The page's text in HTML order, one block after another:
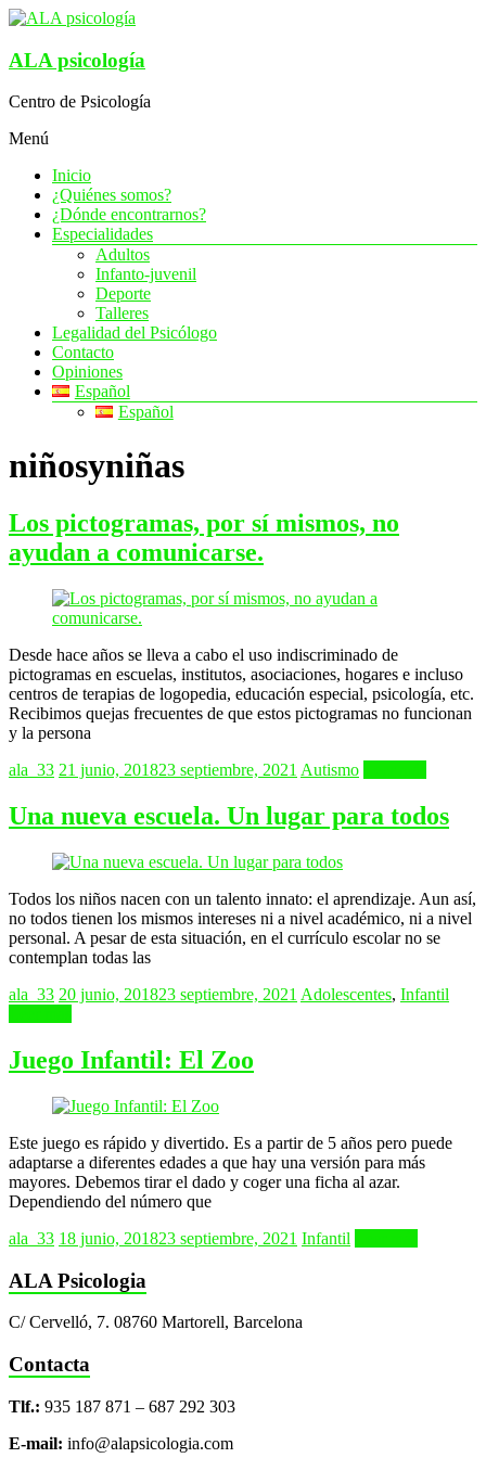
Saltar
contenido
ALA psicología
Centro de Psicología
Menú
Inicio
¿Quiénes somos?
¿Dónde encontrarnos?
Especialidades
Adultos
Infanto-juvenil
Deporte
Talleres
Legalidad del Psicólogo
Contacto
Opiniones
Español
Español
niñosyniñas
Los pictogramas, por sí mismos, no
ayudan a comunicarse.
Desde hace años se lleva a cabo el uso indiscriminado de
pictogramas en escuelas, institutos, asociaciones, hogares e incluso
centros de terapias de logopedia, educación especial, psicología, etc.
Recibimos quejas frecuentes de que estos pictogramas no funcionan
y la persona
ala_33 21 junio, 201823 septiembre, 2021 Autismo
Una nueva escuela. Un lugar para todos
Todos los niños nacen con un talento innato: el aprendizaje. Aun así,
no todos tienen los mismos intereses ni a nivel académico, ni a nivel
personal. A pesar de esta situación, en el currículo escolar no se
contemplan todas las
ala_33 20 junio, 201823 septiembre, 2021 Adolescentes, Infantil
Juego Infantil: El Zoo
Este juego es rápido y divertido. Es a partir de 5 años pero puede
adaptarse a diferentes edades a que hay una versión para más
mayores. Debemos tirar el dado y coger una ficha al azar.
Dependiendo del número que
ala_33 18 junio, 201823 septiembre, 2021 Infantil
ALA Psicologia
C/ Cervelló, 7. 08760 Martorell, Barcelona
Contacta
Tlf.: 935 187 871 – 687 292 303
E-mail: info@alapsicologia.com